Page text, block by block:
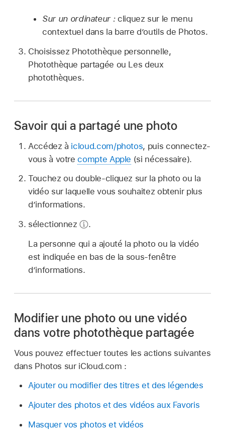
Sur un ordinateur : cliquez sur le menu
contextuel dans la barre d’outils de Photos.
Choisissez Photothèque personnelle,
Photothèque partagée ou Les deux
photothèques.
Savoir qui a partagé une photo
Accédez à icloud.com/photos, puis connectez-
vous à votrecompte Apple (si nécessaire).
Touchez ou double-cliquez sur la photo ou la
vidéo sur laquelle vous souhaitez obtenir plus
d’informations.
sélectionnez
.
La personne qui a ajouté la photo ou la vidéo
est indiquée en bas de la sous-fenêtre
d’informations.
Modifier une photo ou une vidéo
dans votre photothèque partagée
Vous pouvez effectuer toutes les actions suivantes
dans Photos sur iCloud.com :
Ajouter ou modifier des titres et des légendes
Ajouter des photos et des vidéos aux Favoris
Masquer vos photos et vidéos